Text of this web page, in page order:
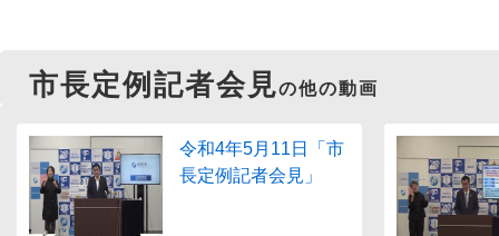
市長定例記者会見の他の動画
令和4年5月11日「市
長定例記者会見」